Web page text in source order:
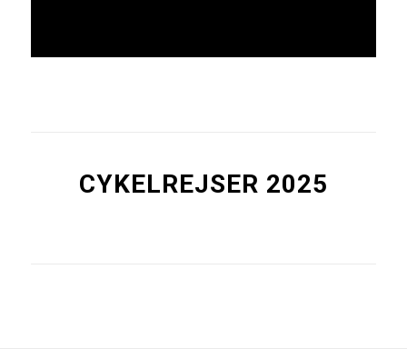
CYKELREJSER 2025